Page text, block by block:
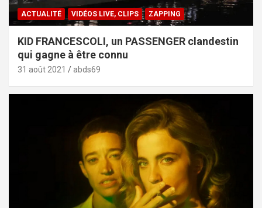
ACTUALITÉ VIDÉOS LIVE, CLIPS ZAPPING
KID FRANCESCOLI, un PASSENGER clandestin
qui gagne à être connu
31 août 2021 abds69